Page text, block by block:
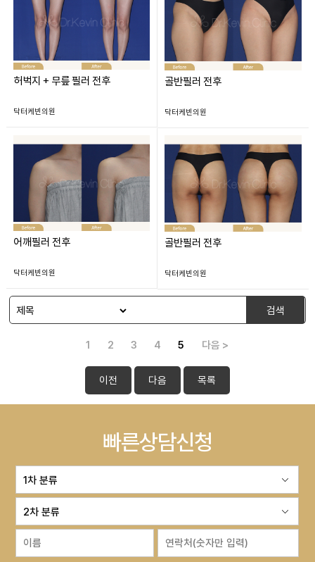
허벅지 + 무릎 필러 전후
닥터케빈의원
골반필러 전후
닥터케빈의원
어깨필러 전후
닥터케빈의원
골반필러 전후
닥터케빈의원
검색
1 2 3 4 5 다음 >
이전 다음 목록
빠른상담신청